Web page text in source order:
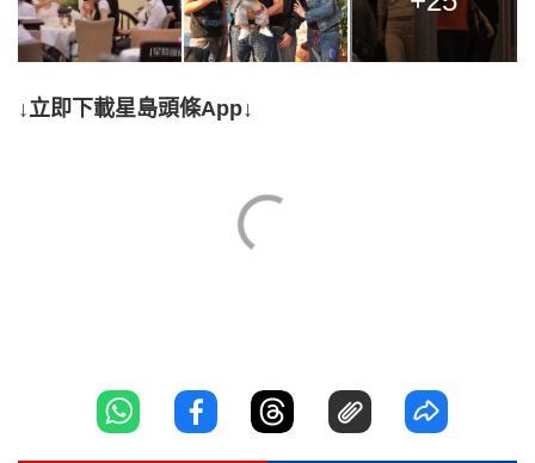
↓立即下載星島頭條App↓